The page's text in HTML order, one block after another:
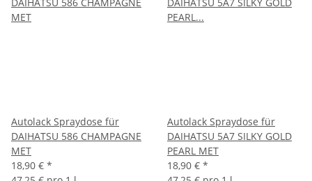
Autolack Spraydose für
DAIHATSU 586 CHAMPAGNE
MET
18,90 € *
Autolack Spraydose für
DAIHATSU 5A7 SILKY GOLD
PEARL MET
18,90 € *